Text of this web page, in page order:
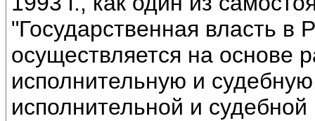
"Государственная власть в
осуществляется на основе
исполнительную и
исполнительной и